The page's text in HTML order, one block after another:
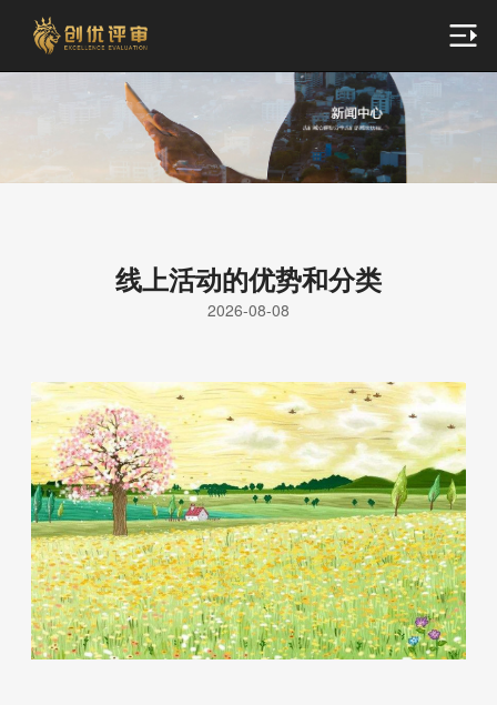
线上活动的优势和分类
2026-08-08